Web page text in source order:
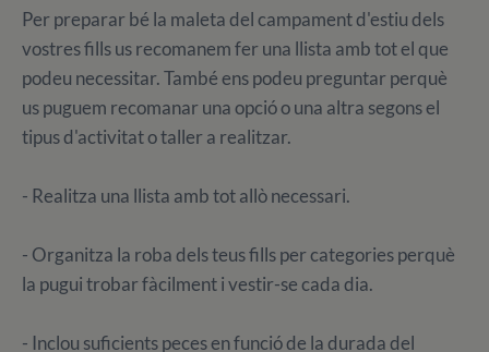
Per preparar bé la maleta del campament d'estiu dels
vostres fills us recomanem fer una llista amb tot el que
podeu necessitar. També ens podeu preguntar perquè
us puguem recomanar una opció o una altra segons el
tipus d'activitat o taller a realitzar.
- Realitza una llista amb tot allò necessari.
- Organitza la roba dels teus fills per categories perquè
la pugui trobar fàcilment i vestir-se cada dia.
- Inclou suficients peces en funció de la durada del